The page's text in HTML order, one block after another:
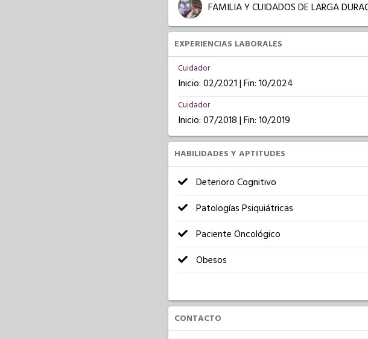
FAMILIA Y CUIDADOS DE LARGA
EXPERIENCIAS LABORALES
Cuidador
Inicio: 02/2021 | Fin: 10/2024
Cuidador
Inicio: 07/2018 | Fin: 10/2019
HABILIDADES Y APTITUDES
Deterioro Cognitivo
Patologías Psiquiátricas
Paciente Oncológico
Obesos
CONTACTO